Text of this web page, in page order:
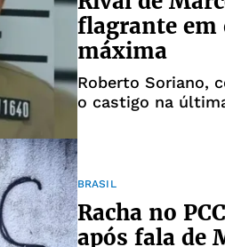
flagrante em
máxima
Roberto Soriano,
o castigo na
BRASIL
Racha no
após fala de